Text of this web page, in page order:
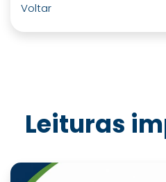
Voltar
Leituras